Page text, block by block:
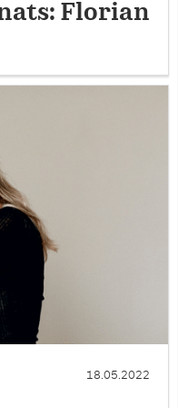
Florian
18.05.2022